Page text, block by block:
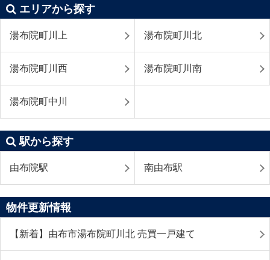
エリアから探す
湯布院町川上 湯布院町川北
湯布院町川西 湯布院町川南
湯布院町中川
駅から探す
由布院駅 南由布駅
物件更新情報
【新着】由布市湯布院町川北 売買一戸建て